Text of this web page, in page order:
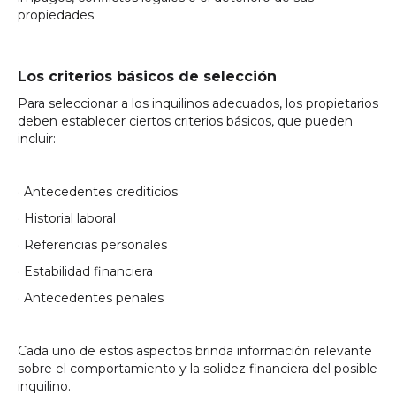
propiedades.
Los criterios básicos de selección
Para seleccionar a los inquilinos adecuados, los propietarios
deben establecer ciertos criterios básicos, que pueden
incluir:
· Antecedentes crediticios
· Historial laboral
· Referencias personales
· Estabilidad financiera
· Antecedentes penales
Cada uno de estos aspectos brinda información relevante
sobre el comportamiento y la solidez financiera del posible
inquilino.